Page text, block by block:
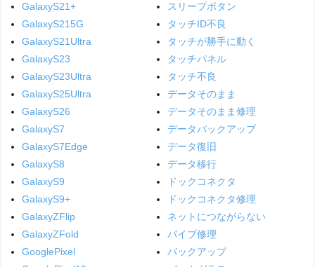
GalaxyS21+
GalaxyS215G
GalaxyS21Ultra
GalaxyS23
GalaxyS23Ultra
GalaxyS25Ultra
GalaxyS26
GalaxyS7
GalaxyS7Edge
GalaxyS8
GalaxyS9
GalaxyS9+
GalaxyZFlip
GalaxyZFold
GooglePixel
スリープボタン
タッチID不良
タッチが勝手に動く
タッチパネル
タッチ不良
データそのまま
データそのまま修理
データバックアップ
データ復旧
データ移行
ドックコネクタ
ドックコネクタ修理
ネットにつながらない
バイブ修理
バックアップ